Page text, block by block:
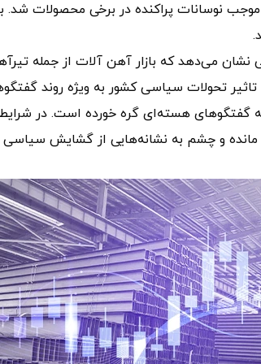
نوسانات پراکنده در برخی محصولات شد.
نشان می‌دهد که بازار آهن آلات از جمله
تحولات سیاسی کشور به ویژه روند
در سال 1404 تا حد زیادی به گفتگوهای هسته‌ای گره خورده
مانده و چشم به نشانه‌هایی از گشایش